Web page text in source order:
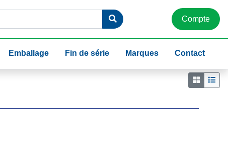
Compte
Emballage Fin de série Marques Contact